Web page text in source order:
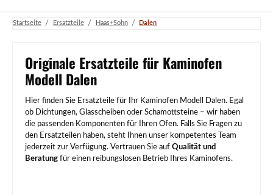
Startseite / Ersatzteile / Haas+Sohn / Dalen
Originale Ersatzteile für Kaminofen
Modell Dalen
Hier finden Sie Ersatzteile für Ihr Kaminofen Modell Dalen. Egal
ob Dichtungen, Glasscheiben oder Schamottsteine – wir haben
die passenden Komponenten für Ihren Ofen. Falls Sie Fragen zu
den Ersatzteilen haben, steht Ihnen unser kompetentes Team
jederzeit zur Verfügung. Vertrauen Sie auf Qualität und
Beratung für einen reibungslosen Betrieb Ihres Kaminofens.